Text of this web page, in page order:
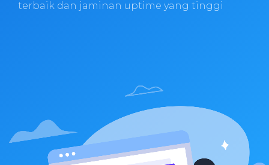
terbaik dan jaminan uptime yang tinggi